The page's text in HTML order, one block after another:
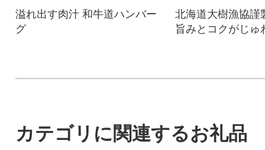
溢れ出す肉汁 和牛道ハンバー
グ
北海道大樹漁協謹
旨みとコクがじゅ
カテゴリに関連するお礼品